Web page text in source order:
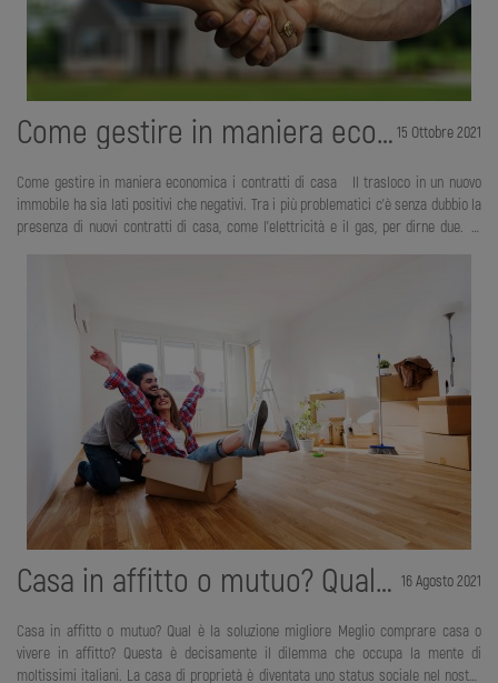
Come gestire in maniera economica i contratti di casa 15 Ottobre 2021
Come gestire in maniera economica i contratti di casa Il trasloco in un nuovo
immobile ha sia lati positivi che negativi. Tra i più problematici c’è senza dubbio la
presenza di nuovi contratti di casa, come l'elettricità e il gas, per dirne due. È
trucchi per imparare a gestire in maniera economica i contratti di casa. Cosa è
un contratto di casa? Prendiamo per e
Casa in affitto o mutuo? Qual è la soluzione migliore 16 Agosto 2021
Casa in affitto o mutuo? Qual è la soluzione migliore Meglio comprare casa o
vivere in affitto? Questa è decisamente il dilemma che occupa la mente di
moltissimi italiani. La casa di proprietà è diventata uno status sociale nel nostro